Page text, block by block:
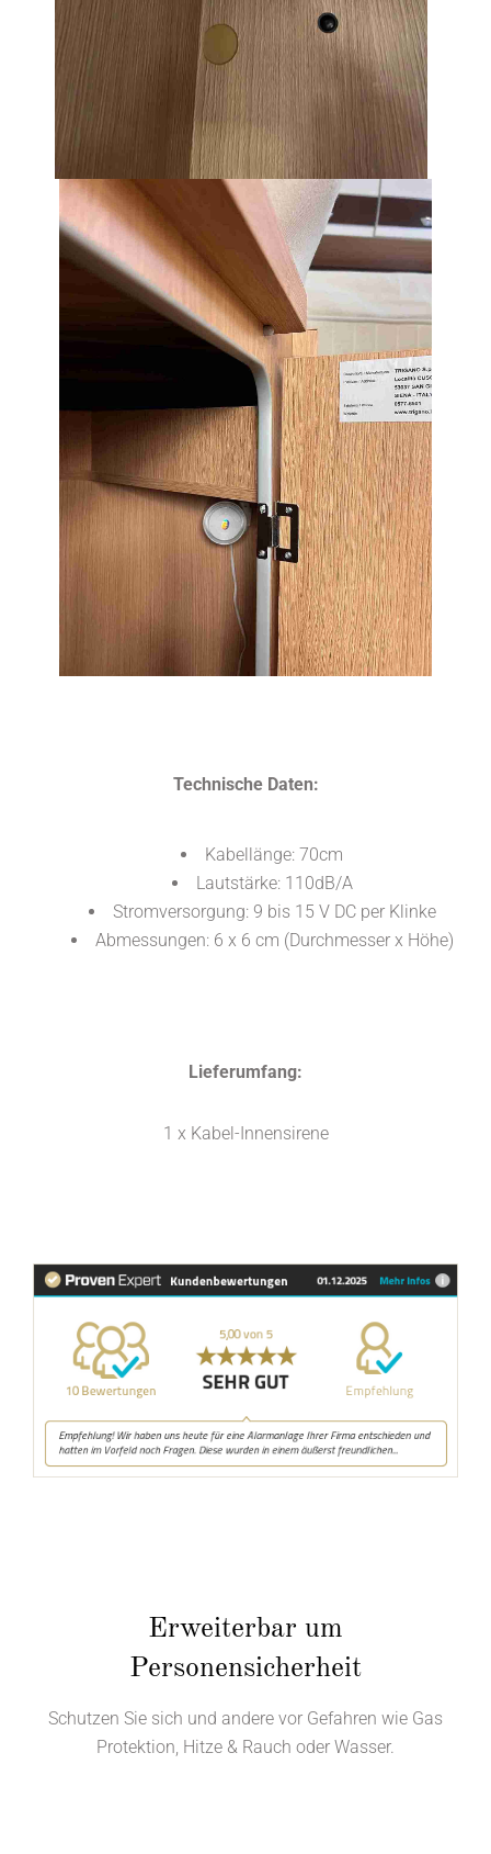
Technische Daten:
Kabellänge: 70cm
Lautstärke: 110dB/A
Stromversorgung: 9 bis 15 V DC per Klinke
Abmessungen: 6 x 6 cm (Durchmesser x Höhe)
Lieferumfang:
1 x Kabel-Innensirene
Erweiterbar um
Personensicherheit
Schutzen Sie sich und andere vor Gefahren wie Gas
Protektion, Hitze & Rauch oder Wasser.